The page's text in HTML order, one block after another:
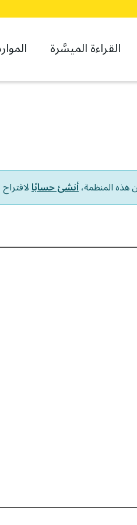
القراءة الميسَّرة
هذه المنظمة،أنشئ حسابًا